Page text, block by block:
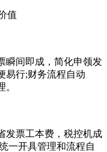
值
瞬间即成，简化申领发
易行;财务流程自动
发票工本费，税控机成
一开具管理和流程自